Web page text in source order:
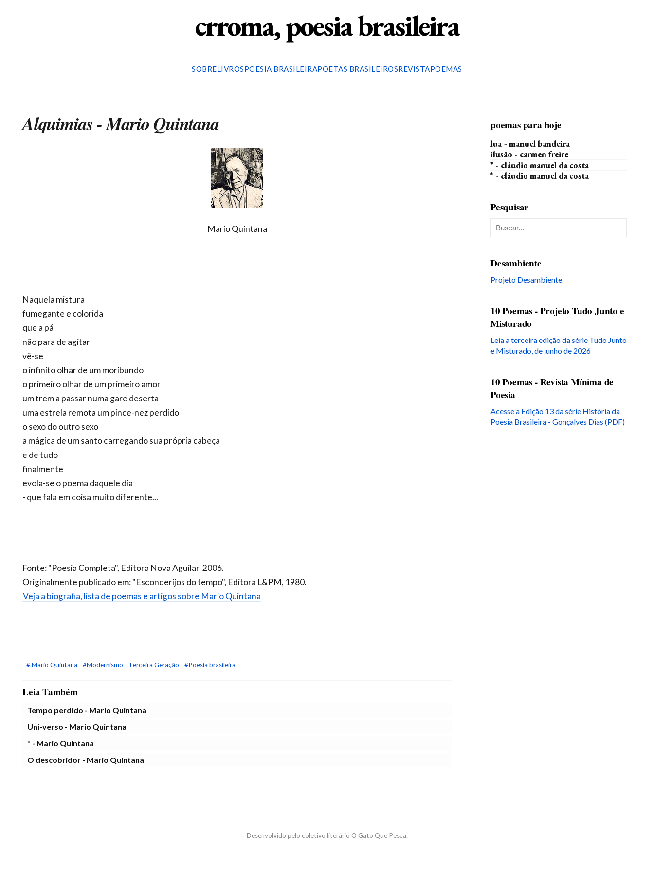
crroma, poesia brasileira
SOBRELIVROSPOESIA BRASILEIRAPOETAS BRASILEIROSREVISTAPOEMAS
Alquimias - Mario Quintana
Mario Quintana
Naquela mistura
fumegante e colorida
que a pá
não para de agitar
vê-se
o infinito olhar de um moribundo
o primeiro olhar de um primeiro amor
um trem a passar numa gare deserta
uma estrela remota um pince-nez perdido
o sexo do outro sexo
a mágica de um santo carregando sua própria cabeça
e de tudo
finalmente
evola-se o poema daquele dia
- que fala em coisa muito diferente...
Fonte: "Poesia Completa", Editora Nova Aguilar, 2006.
Originalmente publicado em: "Esconderijos do tempo", Editora L&PM, 1980.
Veja a biografia, lista de poemas e artigos sobre Mario Quintana
#.Mario Quintana #Modernismo - Terceira Geração #Poesia brasileira
Leia Também
Tempo perdido - Mario Quintana
Uni-verso - Mario Quintana
* - Mario Quintana
O descobridor - Mario Quintana
poemas para hoje
lua - manuel bandeira
ilusão - carmen freire
* - cláudio manuel da costa
* - cláudio manuel da costa
Pesquisar
Desambiente
Projeto Desambiente
10 Poemas - Projeto Tudo Junto e
Misturado
Leia a terceira edição da série Tudo Junto
e Misturado, de junho de 2026
10 Poemas - Revista Mínima de
Poesia
Acesse a Edição 13 da série História da
Poesia Brasileira - Gonçalves Dias (PDF)
Desenvolvido pelo coletivo literário O Gato Que Pesca.